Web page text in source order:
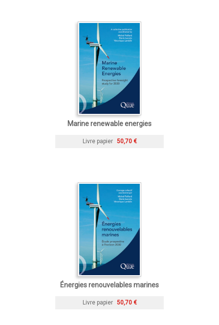
Marine renewable energies
Livre papier 50,70 €
Énergies renouvelables marines
Livre papier 50,70 €